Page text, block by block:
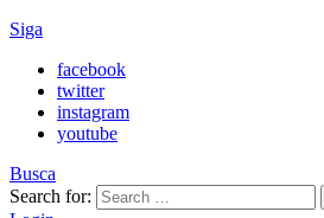
Siga
facebook
twitter
instagram
youtube
Busca
Search for: